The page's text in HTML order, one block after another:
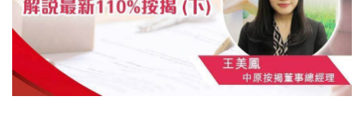
私人贷款
优惠礼遇